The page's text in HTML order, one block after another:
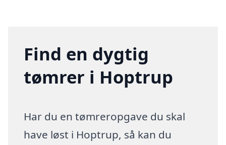
Find en dygtig
tømrer i Hoptrup
Har du en tømreropgave du skal
have løst i Hoptrup, så kan du